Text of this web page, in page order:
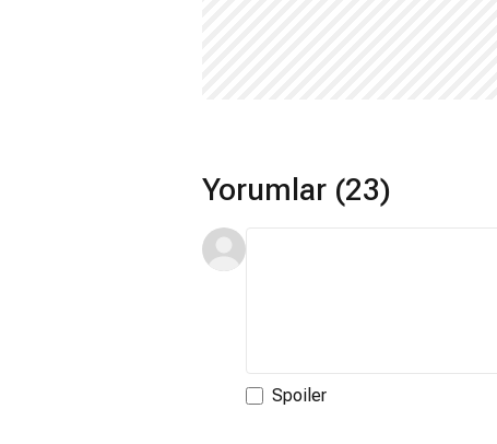
Yorumlar (23)
Spoiler